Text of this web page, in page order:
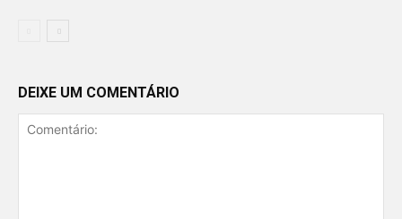
DEIXE UM COMENTÁRIO